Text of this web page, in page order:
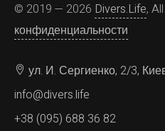
© 2019 — 2026 Divers.Life,
конфиденциальности
ул. И. Сергиенко, 2/3,
info@divers.life
+38 (095) 688 36 82